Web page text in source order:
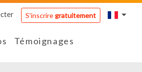
S'inscriregratuitement
Témoignages